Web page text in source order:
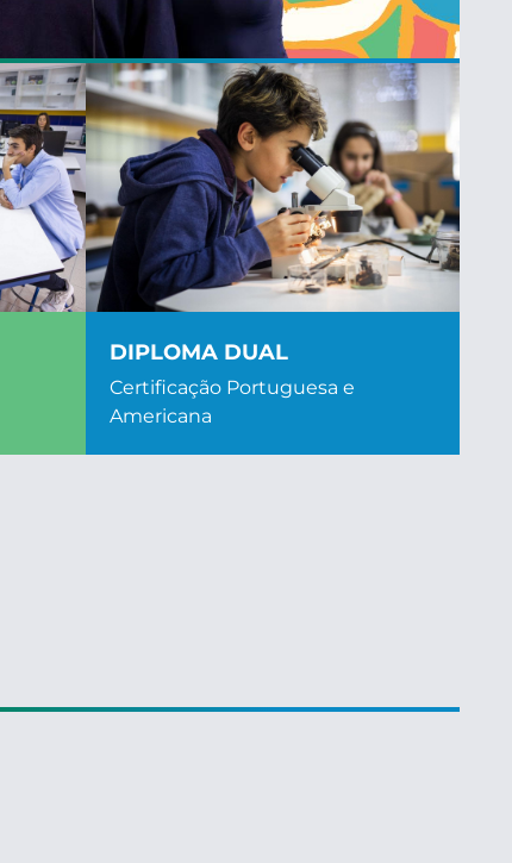
DIPLOMA DUAL
Certificação Portuguesa e
Americana